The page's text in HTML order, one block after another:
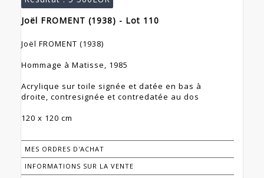
Joël FROMENT (1938) - Lot 110
Joël FROMENT (1938)
Hommage à Matisse, 1985
Acrylique sur toile signée et datée en bas à
droite, contresignée et contredatée au dos
120 x 120 cm
MES ORDRES D'ACHAT
INFORMATIONS SUR LA VENTE